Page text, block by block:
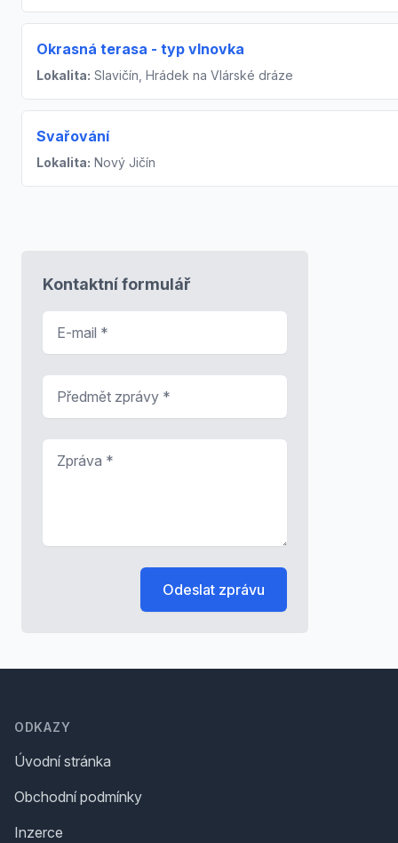
Okrasná terasa - typ vlnovka
Lokalita: Slavičín, Hrádek na Vlárské dráze
Svařování
Lokalita: Nový Jičín
Kontaktní formulář
Odeslat zprávu
ODKAZY
Úvodní stránka
Obchodní podmínky
Inzerce